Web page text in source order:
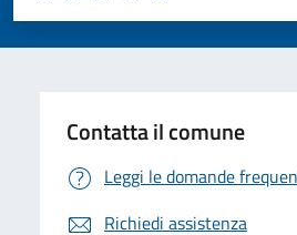
Valuta 5 stelle su 5
Valuta 4 stelle su 5
Valuta 3 stelle su 5
Valuta 2 stelle su 5
Valuta 1 stelle su 5
Contatta il comune
Leggi le domande
Richiedi assistenza